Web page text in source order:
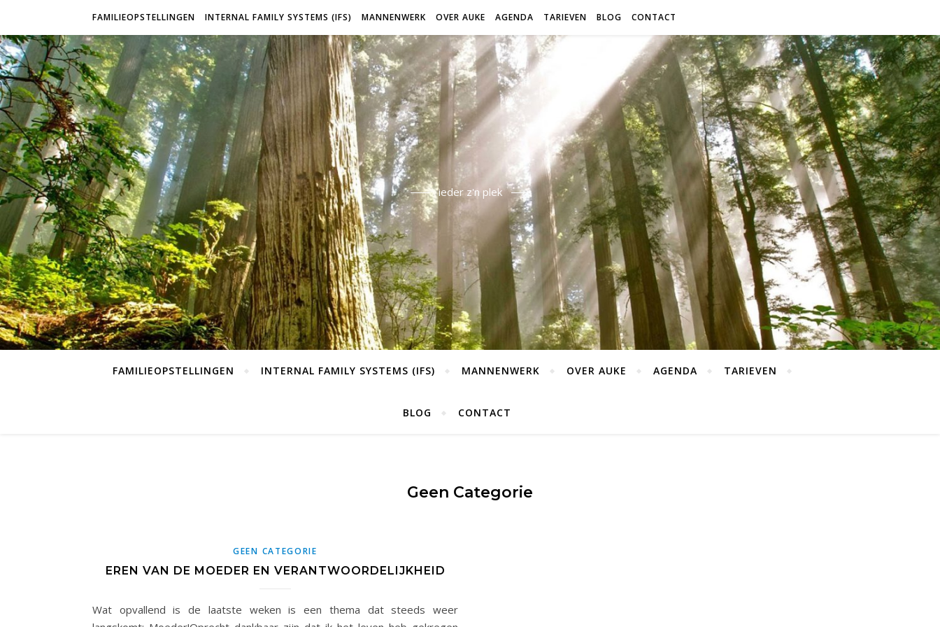
FAMILIEOPSTELLINGEN INTERNAL FAMILY SYSTEMS (IFS) MANNENWERK OVER AUKE AGENDA TARIEVEN BLOG CONTACT
ieder z'n plek
FAMILIEOPSTELLINGEN INTERNAL FAMILY SYSTEMS (IFS) MANNENWERK OVER AUKE AGENDA TARIEVEN
BLOG CONTACT
Geen Categorie
GEEN CATEGORIE
EREN VAN DE MOEDER EN VERANTWOORDELIJKHEID
Wat opvallend is de laatste weken is een thema dat steeds weer